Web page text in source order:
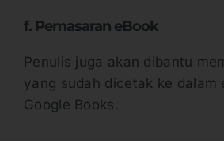
f. Pemasaran eBook
Penulis juga akan dibantu
yang sudah dicetak ke dalam
Google Books.